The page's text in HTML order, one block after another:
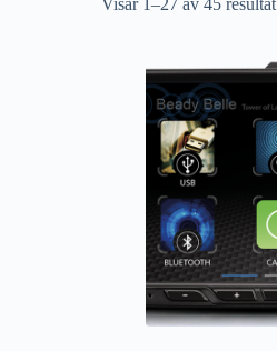
Visar 1–27 av 45 resultat